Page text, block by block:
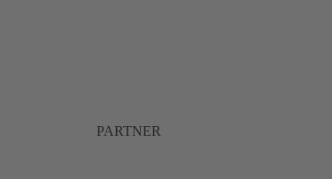
PARTNER